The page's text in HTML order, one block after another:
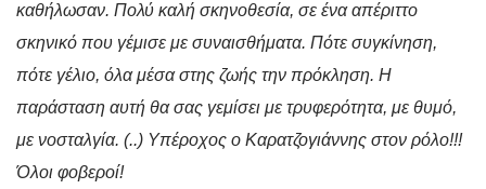
καθήλωσαν. Πολύ καλή σκηνοθεσία, σε ένα απέριττο
σκηνικό που γέμισε με συναισθήματα. Πότε συγκίνηση,
πότε γέλιο, όλα μέσα στης ζωής την πρόκληση. Η
παράσταση αυτή θα σας γεμίσει με τρυφερότητα, με θυμό,
με νοσταλγία. (..) Υπέροχος ο Καρατζογιάννης στον ρόλο!!!
Όλοι φοβεροί!